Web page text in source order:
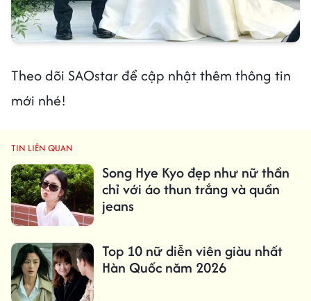
Theo dõi SAOstar để cập nhật thêm thông tin
mới nhé!
TIN LIÊN QUAN
Song Hye Kyo đẹp như nữ thần
chỉ với áo thun trắng và quần
jeans
Top 10 nữ diễn viên giàu nhất
Hàn Quốc năm 2026